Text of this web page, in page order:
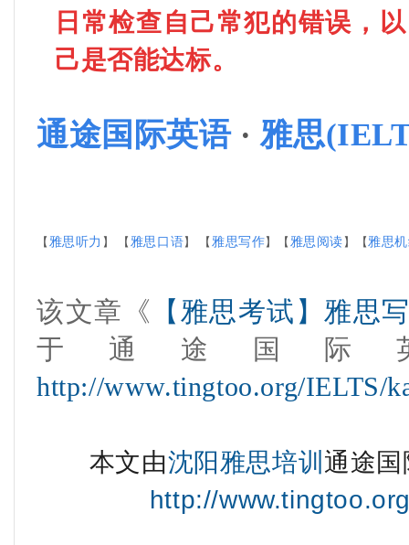
日常检查自己常犯的错误，
己是否能达标。
通途国际英语·雅思
【 雅思听力 】 【 雅思口语】 【雅思写作】【 雅思阅读 】【雅思
该文章《 【雅思考试】雅思
于 通途国际
http://www.tingtoo.org/IELTS/
本文由沈阳雅思培训 通途
http://